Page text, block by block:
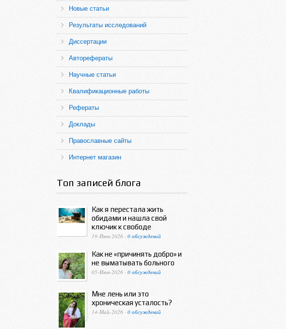
Новые статьи
Результаты исследований
Диссертации
Авторефераты
Научные статьи
Квалификационные работы
Рефераты
Доклады
Православные сайты
Интернет магазин
Топ записей блога
Как я перестала жить
обидами и нашла свой
ключик к свободе
19-Июн-2026 · 0 обсуждений
Как не «причинять добро» и
не выматывать больного
05-Июн-2026 · 0 обсуждений
Мне лень или это
хроническая усталость?
14-Май-2026 · 0 обсуждений